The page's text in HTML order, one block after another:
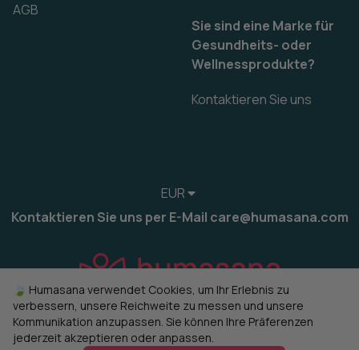
AGB
Sie sind eine Marke für
Gesundheits- oder
Wellnessprodukte?
Kontaktieren Sie uns
EUR
Kontaktieren Sie uns per E-Mail care@humasana.com
🍃 Humasana verwendet Cookies, um Ihr Erlebnis zu
verbessern, unsere Reichweite zu messen und unsere
Kommunikation anzupassen. Sie können Ihre Präferenzen
jederzeit akzeptieren oder anpassen.